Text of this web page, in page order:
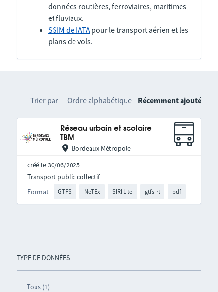
données routières, ferroviaires, maritimes
et fluviaux.
SSIM de IATApour le transport aérien et les
plans de vols.
TYPE DE DONNÉES
Tous (1)
Trier par Ordre alphabétique Récemment ajouté
Réseau urbain et scolaire
TBM
Bordeaux Métropole
créé le 30/06/2025
Format GTFS NeTEx SIRI Lite gtfs-rt pdf
Transport public collectif